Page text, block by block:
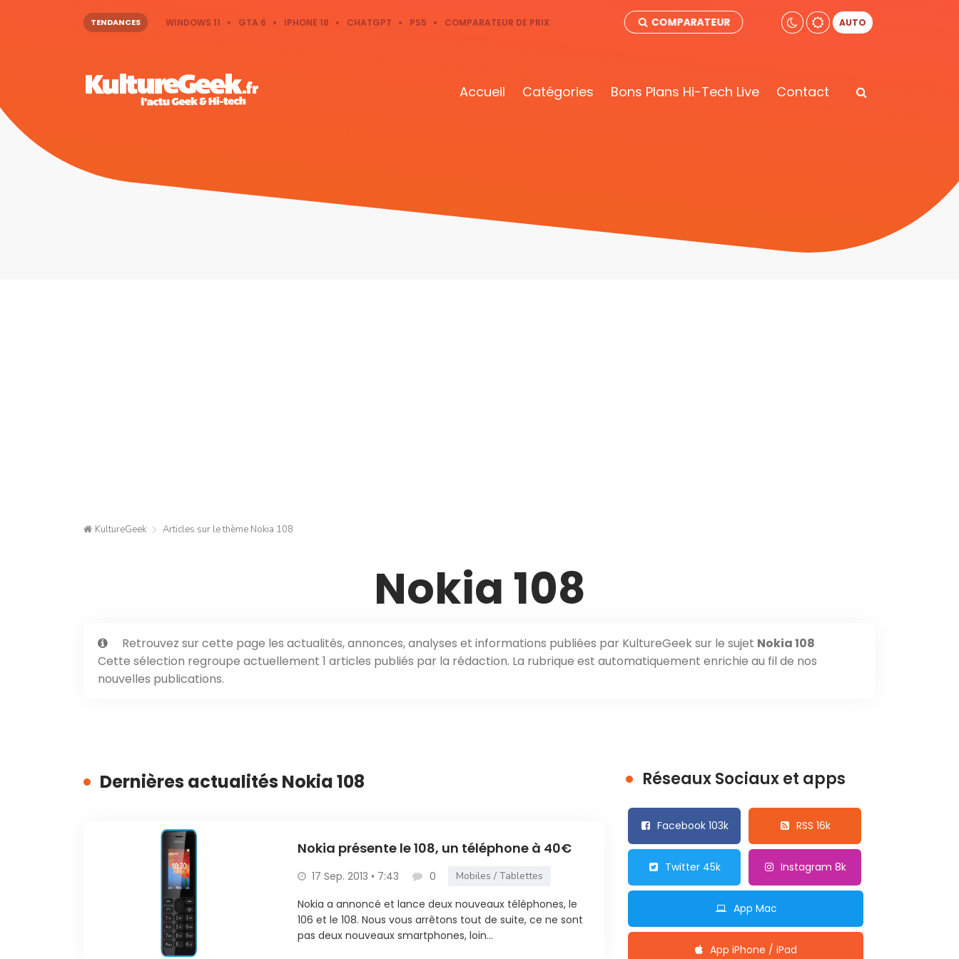
TENDANCES WINDOWS 11 GTA 6 IPHONE 18 CHATGPT PS5 COMPARATEUR DE PRIX COMPARATEUR AUTO
Accueil Catégories Bons Plans Hi-Tech Live Contact
KultureGeek Articles sur le thème Nokia 108
Nokia 108
Retrouvez sur cette page les actualités, annonces, analyses et informations publiées par KultureGeek sur le sujet Nokia 108
Cette sélection regroupe actuellement 1 articles publiés par la rédaction. La rubrique est automatiquement enrichie au fil de nos
nouvelles publications.
Dernières actualités Nokia 108
Nokia présente le 108, un téléphone à 40€
17 Sep. 2013 • 7:43 0 Mobiles / Tablettes
Nokia a annoncé et lance deux nouveaux téléphones, le
106 et le 108. Nous vous arrêtons tout de suite, ce ne sont
pas deux nouveaux smartphones, loin...
Réseaux Sociaux et apps
Facebook 103k RSS 16k
Twitter 45k Instagram 8k
App Mac
App iPhone / iPad